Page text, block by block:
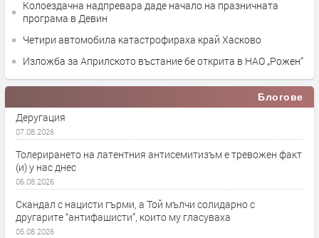
Колоездачна надпревара даде начало на празничната
програма в Девин
Четири автомобила катастрофираха край Хасково
Изложба за Априлското въстание бе открита в НАО „Рожен“
Блогове
Деругация
07.08.2026
Толерирането на латентния антисемитизъм е тревожен факт
(и) у нас днес
06.08.2026
Скандал с нацисти гърми, а Той мълчи солидарно с
другарите “антифашисти”, които му гласуваха
05.08.2026